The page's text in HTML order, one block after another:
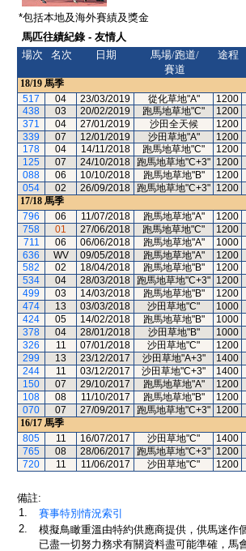
*包括本地及海外賽績及獎金
馬匹往績紀錄 - 友情人
場次
名次 日期
馬場/跑道/
賽道
途程
18/19 馬季
517
04 23/03/2019 從化草地"A" 1200
438
03 20/02/2019 跑馬地草地"C" 1200
371
04 27/01/2019 沙田全天候 1200
339
07 12/01/2019 沙田草地"A" 1200
178
04 14/11/2018 跑馬地草地"C" 1200
125
07 24/10/2018 跑馬地草地"C+3" 1200
088
06 10/10/2018 跑馬地草地"B" 1200
054
02 26/09/2018 跑馬地草地"C+3" 1200
17/18 馬季
796
06 11/07/2018 跑馬地草地"A" 1200
758
01 27/06/2018 跑馬地草地"C" 1200
711
06 06/06/2018 跑馬地草地"A" 1000
636
WV 09/05/2018 跑馬地草地"A" 1200
582
02 18/04/2018 跑馬地草地"B" 1200
534
04 28/03/2018 跑馬地草地"C+3" 1200
499
03 14/03/2018 跑馬地草地"B" 1200
474
13 03/03/2018 沙田草地"C" 1000
424
05 14/02/2018 跑馬地草地"B" 1000
378
04 28/01/2018 沙田草地"B" 1000
326
11 07/01/2018 沙田草地"C" 1200
299
13 23/12/2017 沙田草地"A+3" 1400
244
11 03/12/2017 沙田草地"C+3" 1400
150
07 29/10/2017 跑馬地草地"A" 1200
108
08 11/10/2017 跑馬地草地"B" 1200
070
07 27/09/2017 跑馬地草地"C+3" 1200
16/17 馬季
805
11 16/07/2017 沙田草地"C" 1400
765
08 28/06/2017 跑馬地草地"C+3" 1200
720
11 11/06/2017 沙田草地"C" 1200
備註:
1.
賽事特別情況索引
2.
模擬鳥瞰重溫由特約供應商提供，供馬迷作
已盡一切努力務求有關資料盡可能準確，